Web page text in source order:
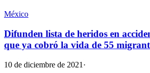
México
Difunden lista de heridos en
que ya cobró la vida de 55
10 de diciembre de 2021 ·